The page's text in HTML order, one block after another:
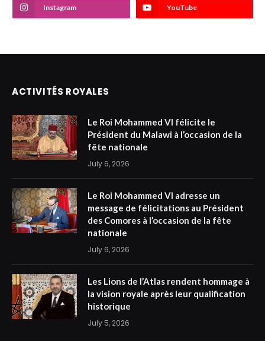
Instagram YouTube
ACTIVITÉS ROYALES
Le Roi Mohammed VI félicite le
Président du Malawi à l’occasion de la
fête nationale
July 6, 2026
Le Roi Mohammed VI adresse un
message de félicitations au Président
des Comores à l’occasion de la fête
nationale
July 6, 2026
Les Lions de l’Atlas rendent hommage à
la vision royale après leur qualification
historique
July 5, 2026